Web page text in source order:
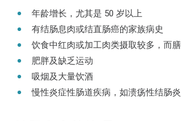
年龄增长，尤其是 50 岁以上
有结肠息肉或结直肠癌的家族病史
饮食中红肉或加工肉类摄取较多，而
肥胖及缺乏运动
吸烟及大量饮酒
慢性炎症性肠道疾病，如溃疡性结肠